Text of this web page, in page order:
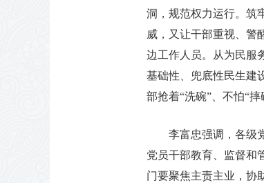
洞，规范权力运行。筑
威，又让干部重视、警
边工作人员。从为民服
基础性、兜底性民生建
部抢着“洗碗”、不怕“摔
李富忠强调，各级
党员干部教育、监督和
门要聚焦主责主业，协